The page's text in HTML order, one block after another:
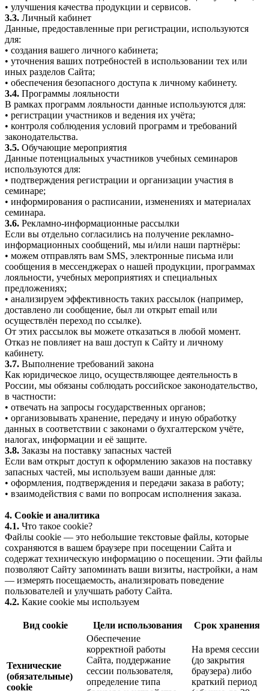
• улучшения качества продукции и сервисов.
3.3. Личный кабинет
Данные, предоставленные при регистрации, используются
для:
• создания вашего личного кабинета;
• уточнения ваших потребностей в использовании тех или
иных разделов Сайта;
• обеспечения безопасного доступа к личному кабинету.
3.4. Программы лояльности
В рамках программ лояльности данные используются для:
• регистрации участников и ведения их учёта;
• контроля соблюдения условий программ и требований
законодательства.
3.5. Обучающие мероприятия
Данные потенциальных участников учебных семинаров
используются для:
• подтверждения регистрации и организации участия в
семинаре;
• информирования о расписании, изменениях и материалах
семинара.
3.6. Рекламно-информационные рассылки
Если вы отдельно согласились на получение рекламно-
информационных сообщений, мы и/или наши партнёры:
• можем отправлять вам SMS, электронные письма или
сообщения в мессенджерах о нашей продукции, программах
лояльности, учебных мероприятиях и специальных
предложениях;
• анализируем эффективность таких рассылок (например,
доставлено ли сообщение, был ли открыт email или
осуществлён переход по ссылке).
От этих рассылок вы можете отказаться в любой момент.
Отказ не повлияет на ваш доступ к Сайту и личному
кабинету.
3.7. Выполнение требований закона
Как юридическое лицо, осуществляющее деятельность в
России, мы обязаны соблюдать российское законодательство,
в частности:
• отвечать на запросы государственных органов;
• организовывать хранение, передачу и иную обработку
данных в соответствии с законами о бухгалтерском учёте,
налогах, информации и её защите.
3.8. Заказы на поставку запасных частей
Если вам открыт доступ к оформлению заказов на поставку
запасных частей, мы используем ваши данные для:
• оформления, подтверждения и передачи заказа в работу;
• взаимодействия с вами по вопросам исполнения заказа.
4. Cookie и аналитика
4.1. Что такое cookie?
Файлы cookie — это небольшие текстовые файлы, которые
сохраняются в вашем браузере при посещении Сайта и
содержат техническую информацию о посещении. Эти файлы
позволяют Сайту запоминать ваши визиты, настройки, а нам
— измерять посещаемость, анализировать поведение
пользователей и улучшать работу Сайта.
4.2. Какие cookie мы используем
Вид cookie Цели использования Срок хранения
Технические
(обязательные)
cookie
Обеспечение
корректной работы
Сайта, поддержание
сессии пользователя,
определение типа
На время сессии
(до закрытия
браузера) либо
краткий период